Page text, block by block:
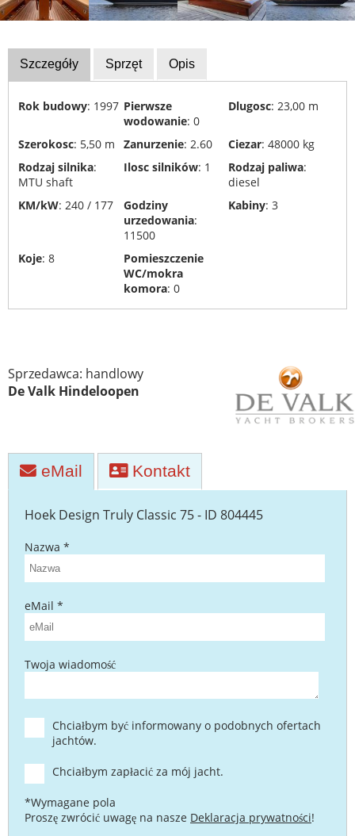
Eksperci
żeglarskie
i
sportowe
Ubezpieczenia
Recykling
i
jachtów
Transport
Stocznie
Szczegóły Sprzęt Opis
Rok budowy: 1997 Pierwsze
wodowanie: 0
Dlugosc: 23,00 m
Szerokosc: 5,50 m Zanurzenie: 2.60 Ciezar: 48000 kg
Rodzaj silnika:
MTU shaft
Ilosc silników: 1 Rodzaj paliwa:
diesel
KM/kW: 240 / 177
Godziny
urzedowania:
11500
Kabiny: 3
Koje: 8
Pomieszczenie
WC/mokra
komora: 0
Sprzedawca: handlowy
De Valk Hindeloopen
eMail Kontakt
Hoek Design Truly Classic 75 - ID 804445
Nazwa *
eMail *
Twoja wiadomość
Chciałbym być informowany o podobnych ofertach
jachtów.
Chciałbym zapłacić za mój jacht.
*Wymagane pola
Proszę zwrócić uwagę na nasze Deklaracja prywatności!